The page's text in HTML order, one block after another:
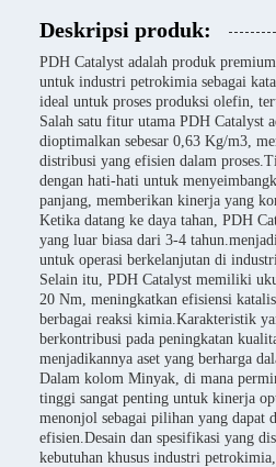
Deskripsi produk:
PDH Catalyst adalah produk
untuk industri petrokimia sebagai
ideal untuk proses produksi olefin,
Salah satu fitur utama PDH Catalyst
dioptimalkan sebesar 0,63 Kg/m3,
distribusi yang efisien dalam
dengan hati-hati untuk
panjang, memberikan kinerja yang
Ketika datang ke daya tahan, PDH
yang luar biasa dari 3-4
untuk operasi berkelanjutan di
Selain itu, PDH Catalyst memiliki
20 Nm, meningkatkan efisiensi
berbagai reaksi kimia.Karakteristik
berkontribusi pada peningkatan
menjadikannya aset yang berharga
Dalam kolom Minyak, di mana
tinggi sangat penting untuk kinerja
menonjol sebagai pilihan yang dapat
efisien.Desain dan spesifikasi yang
kebutuhan khusus industri